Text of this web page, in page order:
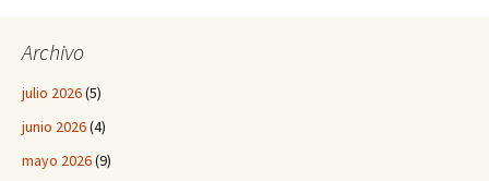
Archivo
julio 2026(5)
junio 2026(4)
mayo 2026(9)